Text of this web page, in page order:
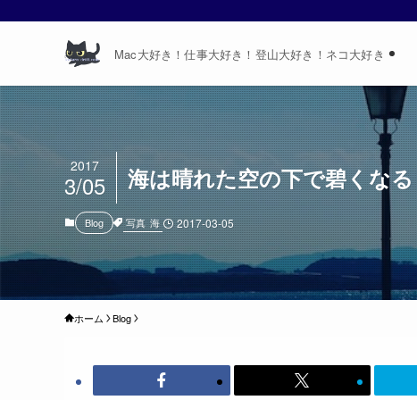
Mac大好き！仕事大好き！登山大好き！ネコ大好き
海は晴れた空の下で碧くなる
2017
3/05
Blog 写真 海 2017-03-05
ホーム Blog